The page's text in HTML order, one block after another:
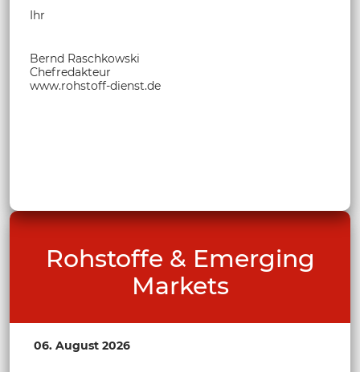
Ihr
Bernd Raschkowski
Chefredakteur
www.rohstoff-dienst.de
Rohstoffe & Emerging
Markets
06. August 2026